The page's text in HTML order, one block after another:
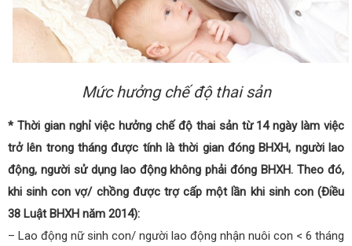
Mức hưởng chế độ thai sản
* Thời gian nghỉ việc hưởng chế độ thai sản từ 14 ngày làm việc
trở lên trong tháng được tính là thời gian đóng BHXH, người lao
động, người sử dụng lao động không phải đóng BHXH. Theo đó,
khi sinh con vợ/ chồng được trợ cấp một lần khi sinh con (Điều
38 Luật BHXH năm 2014):
– Lao động nữ sinh con/ người lao động nhận nuôi con < 6 tháng